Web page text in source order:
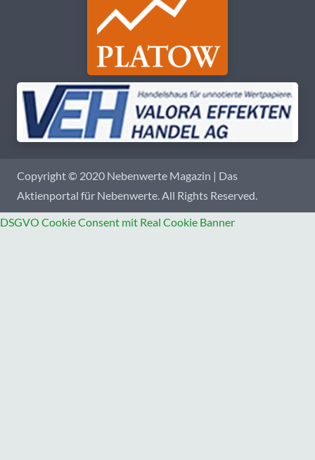
Copyright © 2020 Nebenwerte Magazin | Das
Aktienportal für Nebenwerte. All Rights Reserved.
DSGVO Cookie Consent mit Real Cookie Banner